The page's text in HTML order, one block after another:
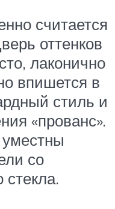
считается
оттенков
лаконично
впишется в
стиль и
«прованс».
со
стекла.